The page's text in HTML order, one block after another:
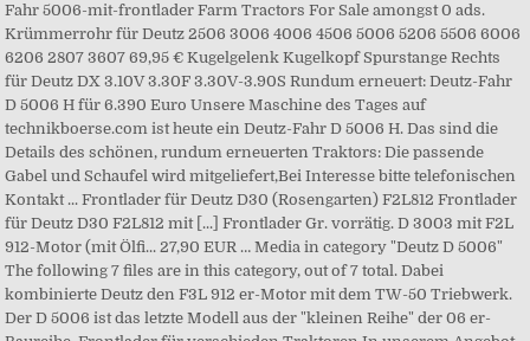
Fahr 5006-mit-frontlader Farm Tractors For Sale amongst 0 ads.
Krümmerrohr für Deutz 2506 3006 4006 4506 5006 5206 5506 6006
6206 2807 3607 69,95 € Kugelgelenk Kugelkopf Spurstange Rechts
für Deutz DX 3.10V 3.30F 3.30V-3.90S Rundum erneuert: Deutz-Fahr
D 5006 H für 6.390 Euro Unsere Maschine des Tages auf
technikboerse.com ist heute ein Deutz-Fahr D 5006 H. Das sind die
Details des schönen, rundum erneuerten Traktors: Die passende
Gabel und Schaufel wird mitgeliefert,Bei Interesse bitte telefonischen
Kontakt ... Frontlader für Deutz D30 (Rosengarten) F2L812 Frontlader
für Deutz D30 F2L812 mit [...] Frontlader Gr. vorrätig. D 3003 mit F2L
912-Motor (mit Ölfi... 27,90 EUR … Media in category "Deutz D 5006"
The following 7 files are in this category, out of 7 total. Dabei
kombinierte Deutz den F3L 912 er-Motor mit dem TW-50 Triebwerk.
Der D 5006 ist das letzte Modell aus der "kleinen Reihe" der 06 er-